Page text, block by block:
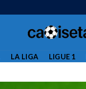
LA LIGA LIGUE 1